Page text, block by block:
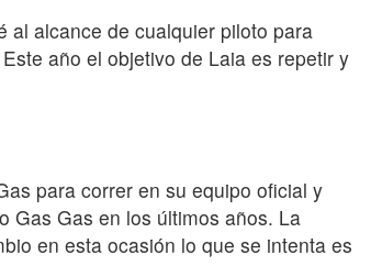
al alcance de cualquier piloto para
año el objetivo de Laia es repetir y
para correr en su equipo oficial y
Gas Gas en los últimos años. La
en esta ocasión lo que se intenta es